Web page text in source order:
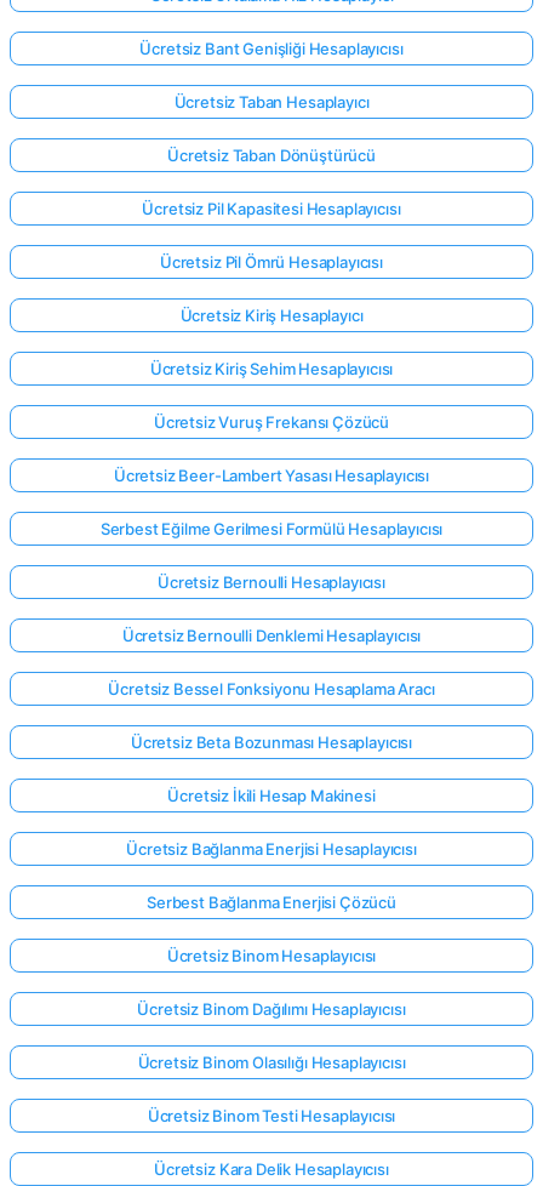
Henüz
Soru
Yok
Ücretsiz Bant Genişliği Hesaplayıcısı
Ücretsiz Taban Hesaplayıcı
Ücretsiz Taban Dönüştürücü
Ücretsiz Pil Kapasitesi Hesaplayıcısı
Ücretsiz Pil Ömrü Hesaplayıcısı
Ücretsiz Kiriş Hesaplayıcı
Ücretsiz Kiriş Sehim Hesaplayıcısı
Ücretsiz Vuruş Frekansı Çözücü
Ücretsiz Beer-Lambert Yasası Hesaplayıcısı
Serbest Eğilme Gerilmesi Formülü Hesaplayıcısı
Ücretsiz Bernoulli Hesaplayıcısı
Ücretsiz Bernoulli Denklemi Hesaplayıcısı
Ücretsiz Bessel Fonksiyonu Hesaplama Aracı
Ücretsiz Beta Bozunması Hesaplayıcısı
Ücretsiz İkili Hesap Makinesi
Ücretsiz Bağlanma Enerjisi Hesaplayıcısı
Serbest Bağlanma Enerjisi Çözücü
Ücretsiz Binom Hesaplayıcısı
Ücretsiz Binom Dağılımı Hesaplayıcısı
Ücretsiz Binom Olasılığı Hesaplayıcısı
Ücretsiz Binom Testi Hesaplayıcısı
Ücretsiz Kara Delik Hesaplayıcısı